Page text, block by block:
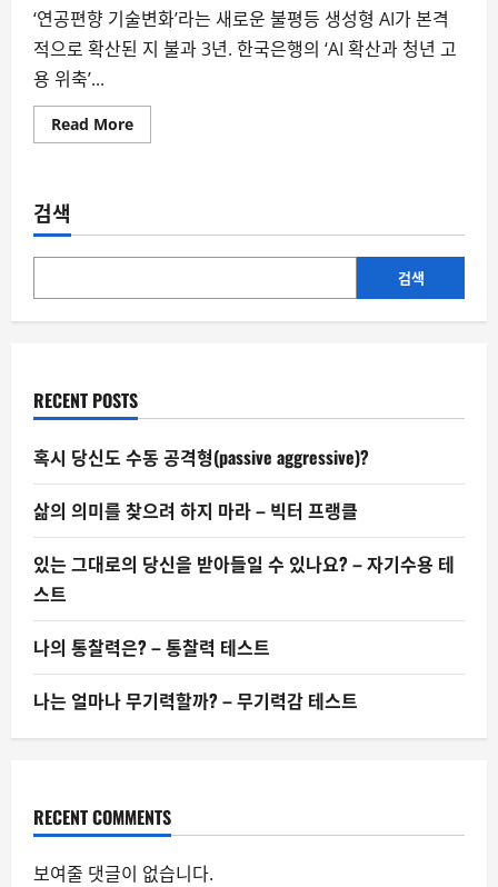
‘연공편향 기술변화’라는 새로운 불평등 생성형 AI가 본격
적으로 확산된 지 불과 3년. 한국은행의 ‘AI 확산과 청년 고
용 위축’...
Read MoreRead
more
년
자
를
협
한
은
보
서
검색
검색
RECENT POSTS
혹시 당신도 수동 공격형(passive aggressive)?
삶의 의미를 찾으려 하지 마라 – 빅터 프랭클
있는 그대로의 당신을 받아들일 수 있나요? – 자기수용 테
스트
나의 통찰력은? – 통찰력 테스트
나는 얼마나 무기력할까? – 무기력감 테스트
RECENT COMMENTS
보여줄 댓글이 없습니다.